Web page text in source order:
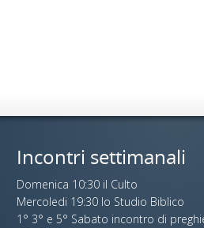
Incontri settimanali
Domenica 10:30 il Culto
Mercoledi 19:30 lo Studio Biblico
1° 3° e 5° Sabato incontro di